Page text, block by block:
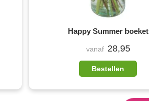
Happy Summer boeket
vanaf 28,95
Bestellen